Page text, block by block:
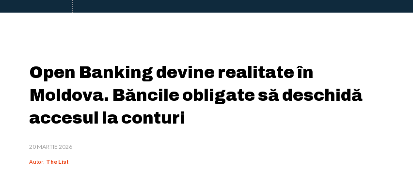
Open Banking devine realitate în
Moldova. Băncile obligate să deschidă
accesul la conturi
20 MARTIE 2026
Autor: The List